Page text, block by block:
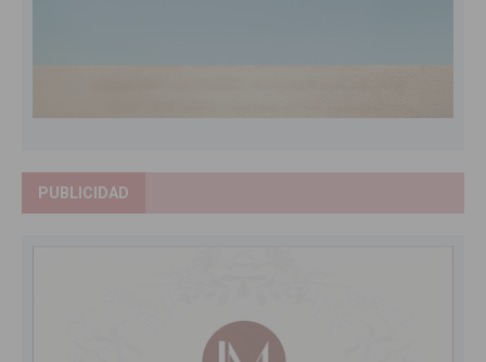
PUBLICIDAD